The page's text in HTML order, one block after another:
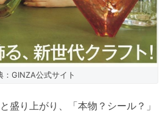
：GINZA公式サイト
盛り上がり、「本物？シール？」